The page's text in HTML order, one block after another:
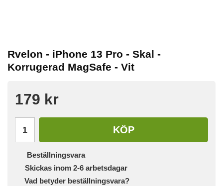
Rvelon - iPhone 13 Pro - Skal -
Korrugerad MagSafe - Vit
179 kr
KÖP
Beställningsvara
Skickas inom 2-6 arbetsdagar
Vad betyder beställningsvara?